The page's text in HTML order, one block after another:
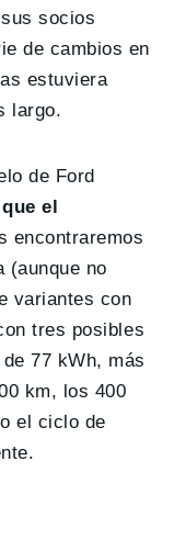
socios
de cambios en
estuviera
largo.
de Ford
el
encontraremos
(aunque no
variantes con
tres posibles
77 kWh, más
km, los 400
el ciclo de